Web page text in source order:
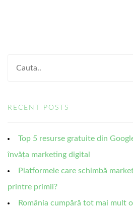
RECENT POSTS
Top 5 resurse gratuite din
învăța marketing digital
Platformele care schimbă
printre primii?
România cumpără tot mai mult